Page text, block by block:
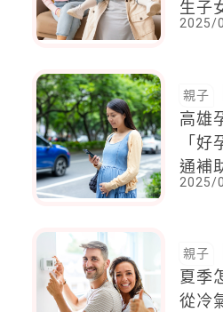
生子
未成
2025/
親子
高雄
「
通補
掃搞
2025/
親子
夏季
從冷